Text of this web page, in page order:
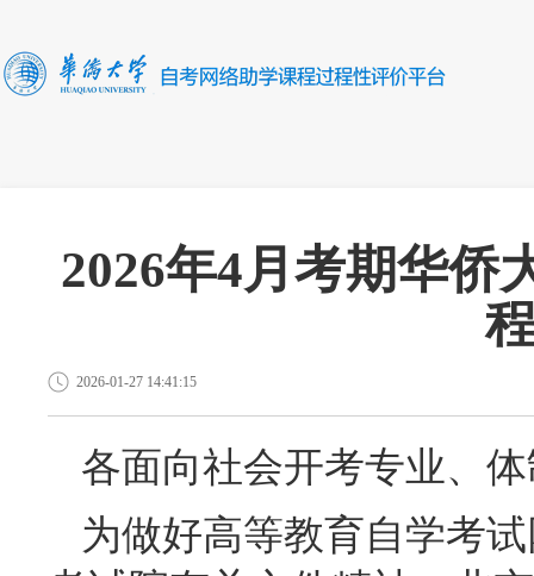
2026年4月考期华侨
2026-01-27 14:41:15
各面向社会开考专业、
为做好高等教育自学考